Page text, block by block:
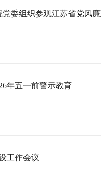
委组织参观江苏省党风
年五一前警示教育
工作会议